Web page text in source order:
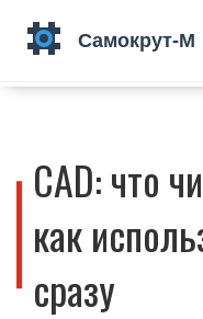
CAD: что
как
сразу